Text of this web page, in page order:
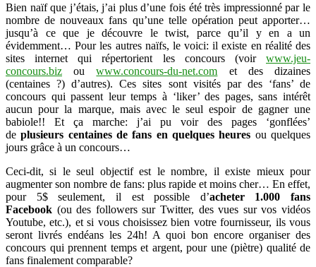
Bien naïf que j’étais, j’ai plus d’une fois été très impressionné par le
nombre de nouveaux fans qu’une telle opération peut apporter…
jusqu’à ce que je découvre le twist, parce qu’il y en a un
évidemment… Pour les autres naïfs, le voici: il existe en réalité des
sites internet qui répertorient les concours (voir www.jeu-
concours.biz ouwww.concours-du-net.com et des dizaines
(centaines ?) d’autres). Ces sites sont visités par des ‘fans’ de
concours qui passent leur temps à ‘liker’ des pages, sans intérêt
aucun pour la marque, mais avec le seul espoir de gagner une
babiole!! Et ça marche: j’ai pu voir des pages ‘gonflées’
deplusieurs centaines de fans en quelques heures ou quelques
jours grâce à un concours…
Ceci-dit, si le seul objectif est le nombre, il existe mieux pour
augmenter son nombre de fans: plus rapide et moins cher… En effet,
pour 5$ seulement, il est possible d’acheter 1.000 fans
Facebook (ou des followers sur Twitter, des vues sur vos vidéos
Youtube, etc.), et si vous choisissez bien votre fournisseur, ils vous
seront livrés endéans les 24h! A quoi bon encore organiser des
concours qui prennent temps et argent, pour une (piètre) qualité de
fans finalement comparable?